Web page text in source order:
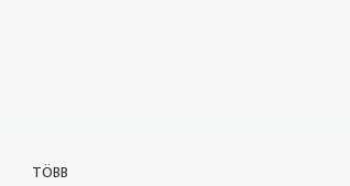
TÖBB